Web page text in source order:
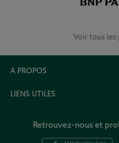
Voir tous les
A PROPOS
LIENS UTILES
Retrouvez-nous et